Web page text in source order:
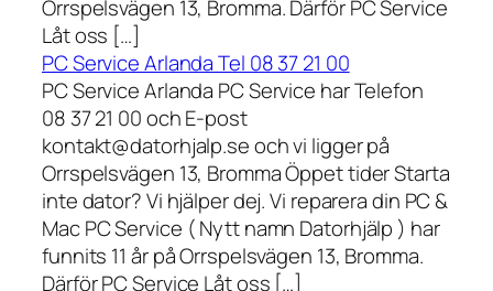
Orrspelsvägen 13, Bromma. Därför PC Service
Låt oss […]
PC Service Arlanda Tel 08 37 21 00
PC Service Arlanda PC Service har Telefon
08 37 21 00 och E-post
kontakt@datorhjalp.se och vi ligger på
Orrspelsvägen 13, Bromma Öppet tider Starta
inte dator? Vi hjälper dej. Vi reparera din PC &
Mac PC Service ( Nytt namn Datorhjälp ) har
funnits 11 år på Orrspelsvägen 13, Bromma.
Därför PC Service Låt oss […]